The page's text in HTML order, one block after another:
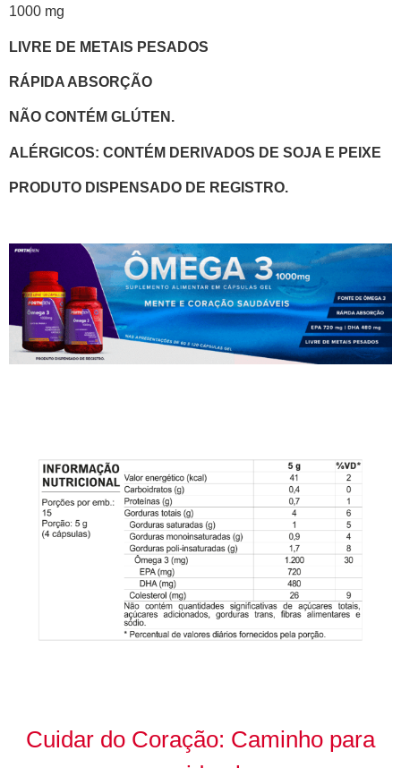
1000 mg
LIVRE DE METAIS PESADOS
RÁPIDA ABSORÇÃO
NÃO CONTÉM GLÚTEN.
ALÉRGICOS: CONTÉM DERIVADOS DE SOJA E PEIXE
PRODUTO DISPENSADO DE REGISTRO.
Cuidar do Coração: Caminho para